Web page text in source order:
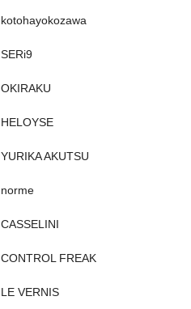
kotohayokozawa
SERi9
OKIRAKU
HELOYSE
YURIKA AKUTSU
norme
CASSELINI
CONTROL FREAK
LE VERNIS